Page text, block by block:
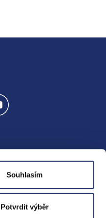
Souhlasím
Potvrdit výběr